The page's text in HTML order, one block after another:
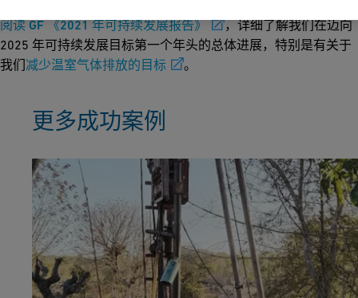
阅读 GF 《2021 年可持续发展报告》
，详细了解我们在迈向
2025 年可持续发展目标第一个年头的总体进展，特别是有关于
我们减少温室气体排放的目标 。
更多成功案例